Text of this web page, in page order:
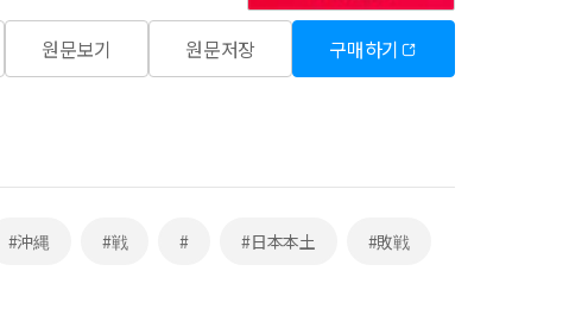
원문보기 원문저장 구매하기
#沖縄 #戦 # #日本本土 #敗戦